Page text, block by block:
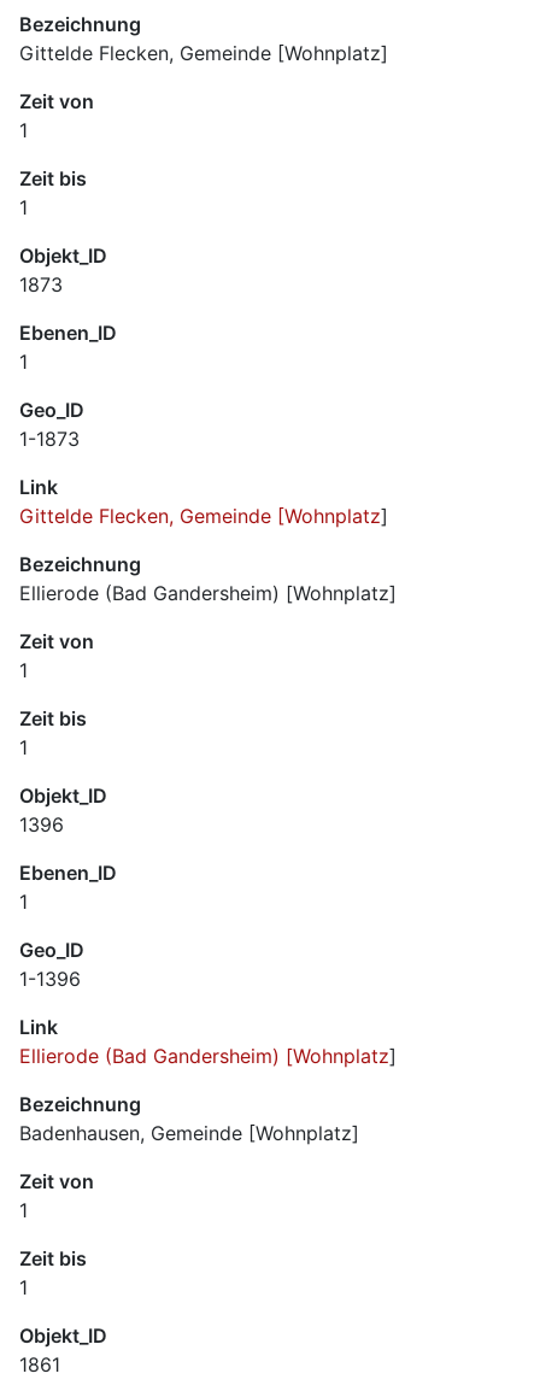
Bezeichnung
Gittelde Flecken, Gemeinde [Wohnplatz]
Zeit von
1
Zeit bis
1
Objekt_ID
1873
Ebenen_ID
1
Geo_ID
1-1873
Link
Gittelde Flecken, Gemeinde [Wohnplatz]
Bezeichnung
Ellierode (Bad Gandersheim) [Wohnplatz]
Zeit von
1
Zeit bis
1
Objekt_ID
1396
Ebenen_ID
1
Geo_ID
1-1396
Link
Ellierode (Bad Gandersheim) [Wohnplatz]
Bezeichnung
Badenhausen, Gemeinde [Wohnplatz]
Zeit von
1
Zeit bis
1
Objekt_ID
1861